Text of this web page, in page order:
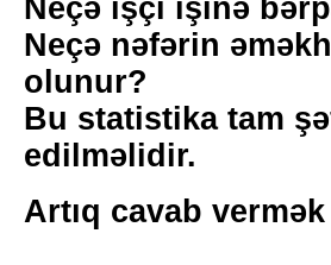
Neçə işçi işinə
Neçə nəfərin
olunur?
Bu statistika tam
edilməlidir.
Artıq cavab vermək